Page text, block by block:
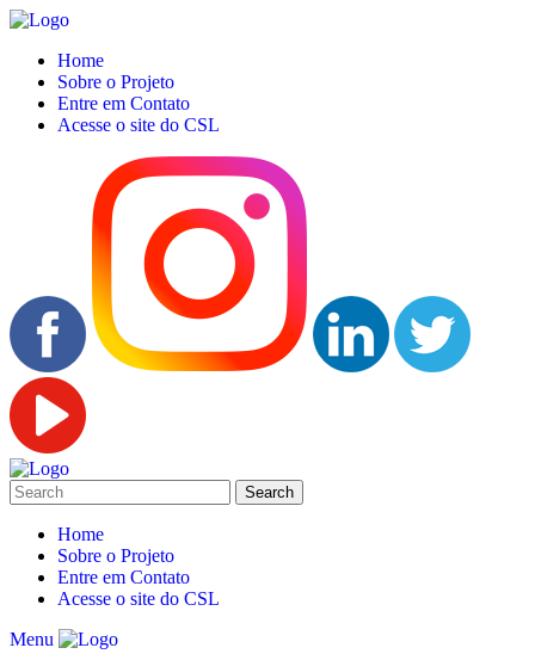
Home
Sobre o Projeto
Entre em Contato
Acesse o site do CSL
Home
Sobre o Projeto
Entre em Contato
Acesse o site do CSL
Menu